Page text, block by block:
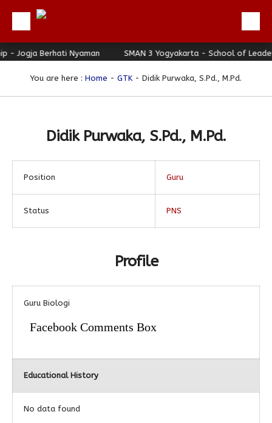
Beranda
Profil
Berita
Keunggulan
Galeri
Hubungi Kami
Bulletin
Jogja Berhati Nyaman SMAN 3 Yogyakarta - School of
You are here : Home - GTK - Didik Purwaka, S.Pd., M.Pd.
Didik Purwaka, S.Pd., M.Pd.
Position Guru
Status PNS
Profile
Guru Biologi
Facebook Comments Box
Educational History
No data found